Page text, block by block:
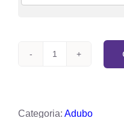
quantidade
Categoria: Adubo